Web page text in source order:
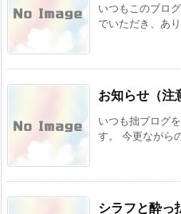
いつもこのブロ
でいただき、あ
お知らせ（注
いつも拙ブログ
す。 今更ながら
シラフと酔っ